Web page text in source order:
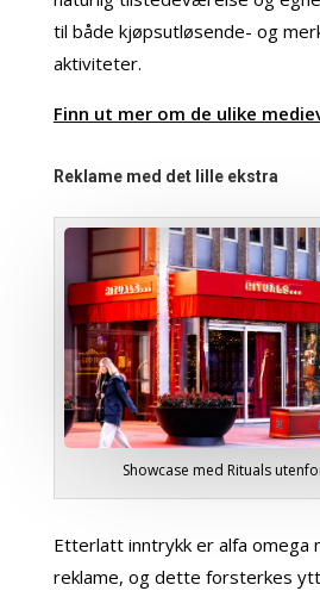
til både kjøpsutløsende- og
aktiviteter.
Finn ut mer om de ulike
Reklame med det lille ekstra
Showcase med Rituals
Etterlatt inntrykk er alfa omega
reklame, og dette forsterkes